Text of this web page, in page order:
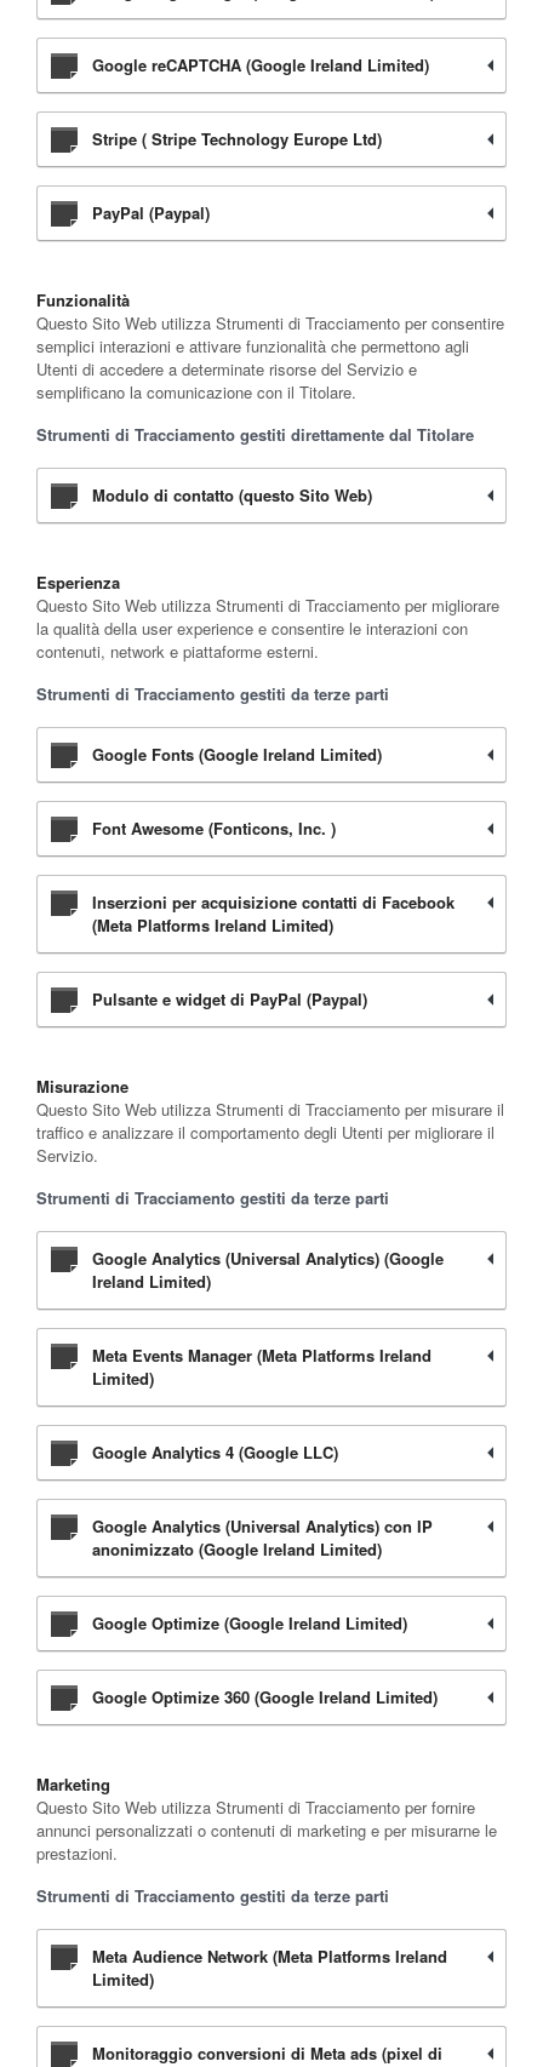
Google reCAPTCHA (Google Ireland Limited)
Stripe ( Stripe Technology Europe Ltd)
PayPal (Paypal)
Funzionalità
Questo Sito Web utilizza Strumenti di Tracciamento per consentire
semplici interazioni e attivare funzionalità che permettono agli
Utenti di accedere a determinate risorse del Servizio e
semplificano la comunicazione con il Titolare.
Strumenti di Tracciamento gestiti direttamente dal Titolare
Modulo di contatto (questo Sito Web)
Esperienza
Questo Sito Web utilizza Strumenti di Tracciamento per migliorare
la qualità della user experience e consentire le interazioni con
contenuti, network e piattaforme esterni.
Strumenti di Tracciamento gestiti da terze parti
Google Fonts (Google Ireland Limited)
Font Awesome (Fonticons, Inc. )
Inserzioni per acquisizione contatti di Facebook
(Meta Platforms Ireland Limited)
Pulsante e widget di PayPal (Paypal)
Misurazione
Questo Sito Web utilizza Strumenti di Tracciamento per misurare il
traffico e analizzare il comportamento degli Utenti per migliorare il
Servizio.
Strumenti di Tracciamento gestiti da terze parti
Google Analytics (Universal Analytics) (Google
Ireland Limited)
Meta Events Manager (Meta Platforms Ireland
Limited)
Google Analytics 4 (Google LLC)
Google Analytics (Universal Analytics) con IP
anonimizzato (Google Ireland Limited)
Google Optimize (Google Ireland Limited)
Google Optimize 360 (Google Ireland Limited)
Marketing
Questo Sito Web utilizza Strumenti di Tracciamento per fornire
annunci personalizzati o contenuti di marketing e per misurarne le
prestazioni.
Strumenti di Tracciamento gestiti da terze parti
Meta Audience Network (Meta Platforms Ireland
Limited)
Monitoraggio conversioni di Meta ads (pixel di